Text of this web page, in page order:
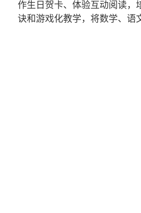
作生日贺卡、体验互动阅读，
诀和游戏化教学，将数学、语